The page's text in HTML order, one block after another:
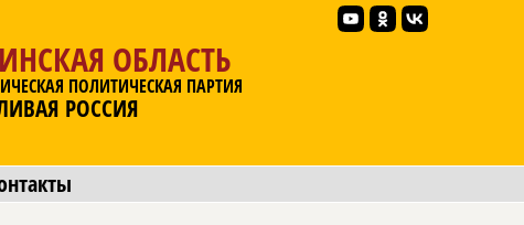
ОБЛАСТЬ
ПОЛИТИЧЕСКАЯ ПАРТИЯ
РОССИЯ